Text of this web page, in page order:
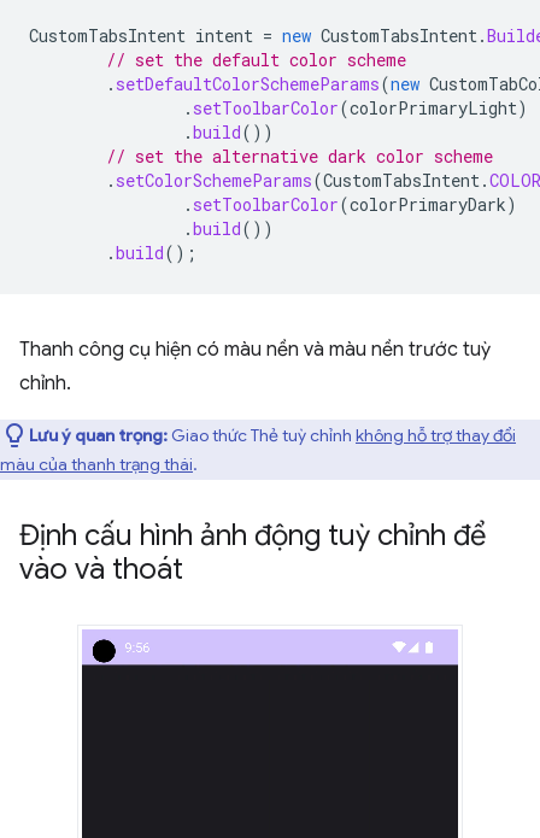
CustomTabsIntent intent = new CustomTabsIntent.
// set the default color scheme
. setDefaultColorSchemeParams(new
. setToolbarColor(colorPrimaryLight)
.build())
// set the alternative dark color scheme
. setColorSchemeParams(CustomTabsIntent.
. setToolbarColor(colorPrimaryDark)
.build())
.build();
Thanh công cụ hiện có màu nền và màu nền trước tuỳ
chỉnh.
Lưu ý quan trọng: Giao thức Thẻ tuỳ chỉnh không hỗ trợ thay đổi
màu của thanh trạng thái.
Định cấu hình ảnh động tuỳ chỉnh để
vào và thoát